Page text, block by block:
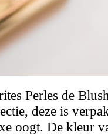
Perles de
deze is
oogt. De kleur